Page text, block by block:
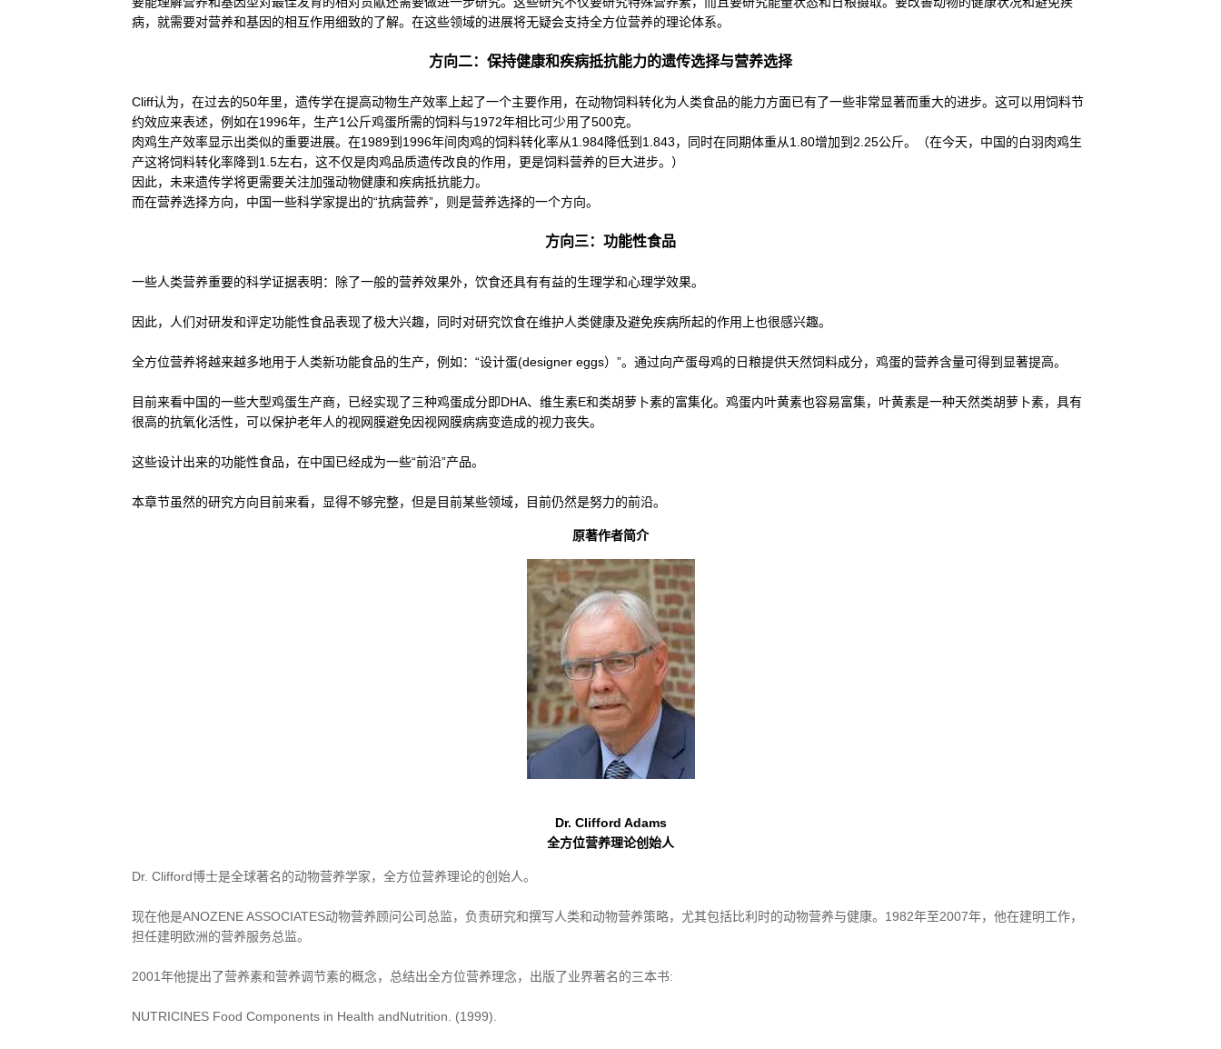
病，就需要对营养和基因的相互作用细致的了解。在这些领域的进展将无疑会支持全方位营养的理论体系。
方向二：保持健康和疾病抵抗能力的遗传选择与营养选择
Cliff认为，在过去的50年里，遗传学在提高动物生产效率上起了一个主要作用，在动物饲料转化为人类食品的能力方面已有了一些非常显著而重大的进步。这可以用饲料节
约效应来表述，例如在1996年，生产1公斤鸡蛋所需的饲料与1972年相比可少用了500克。
肉鸡生产效率显示出类似的重要进展。在1989到1996年间肉鸡的饲料转化率从1.984降低到1.843，同时在同期体重从1.80增加到2.25公斤。（在今天，中国的白羽肉鸡生
产这将饲料转化率降到1.5左右，这不仅是肉鸡品质遗传改良的作用，更是饲料营养的巨大进步。）
因此，未来遗传学将更需要关注加强动物健康和疾病抵抗能力。
而在营养选择方向，中国一些科学家提出的“抗病营养”，则是营养选择的一个方向。
方向三：功能性食品
一些人类营养重要的科学证据表明：除了一般的营养效果外，饮食还具有有益的生理学和心理学效果。
因此，人们对研发和评定功能性食品表现了极大兴趣，同时对研究饮食在维护人类健康及避免疾病所起的作用上也很感兴趣。
全方位营养将越来越多地用于人类新功能食品的生产，例如：“设计蛋(designer eggs）”。通过向产蛋母鸡的日粮提供天然饲料成分，鸡蛋的营养含量可得到显著提高。
目前来看中国的一些大型鸡蛋生产商，已经实现了三种鸡蛋成分即DHA、维生素E和类胡萝卜素的富集化。鸡蛋内叶黄素也容易富集，叶黄素是一种天然类胡萝卜素，具有
很高的抗氧化活性，可以保护老年人的视网膜避免因视网膜病病变造成的视力丧失。
这些设计出来的功能性食品，在中国已经成为一些“前沿”产品。
本章节虽然的研究方向目前来看，显得不够完整，但是目前某些领域，目前仍然是努力的前沿。
原著作者简介
Dr. Clifford Adams
全方位营养理论创始人
Dr. Clifford博士是全球著名的动物营养学家，全方位营养理论的创始人。
现在他是ANOZENE ASSOCIATES动物营养顾问公司总监，负责研究和撰写人类和动物营养策略，尤其包括比利时的动物营养与健康。1982年至2007年，他在建明工作，
担任建明欧洲的营养服务总监。
2001年他提出了营养素和营养调节素的概念，总结出全方位营养理念，出版了业界著名的三本书:
NUTRICINES Food Components in Health andNutrition. (1999).